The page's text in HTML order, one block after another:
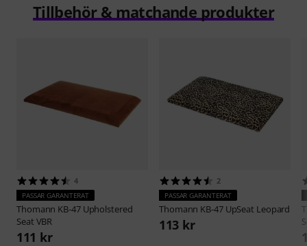
Tillbehör & matchande produkter
4
PASSAR GARANTERAT
Thomann KB-47 Upholstered
Seat VBR
111 kr
2
PASSAR GARANTERAT
Thomann KB-47 UpSeat Leopard
113 kr